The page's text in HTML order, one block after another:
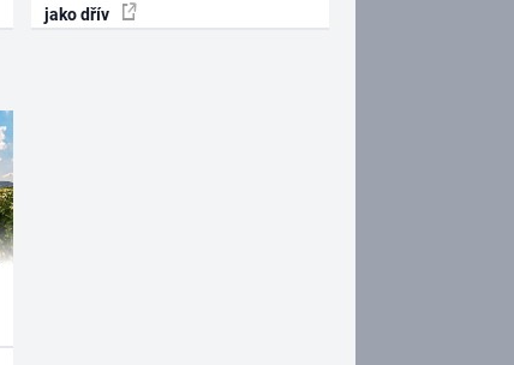
jako dřív